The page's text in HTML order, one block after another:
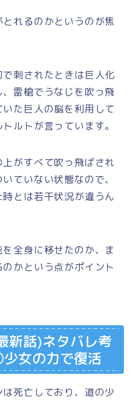
れるのかというのが焦
刺されたときは巨人化
雷槍でうなじを吹っ飛
た巨人の脳を利用して
ルトが言っています。
がすべて吹っ飛ばされ
ていない状態なので、
とは若干状況が違うん
全身に移せたのか、ま
かという点がポイント
新話)ネタバレ考
女の力で復活
死亡しており、道の少